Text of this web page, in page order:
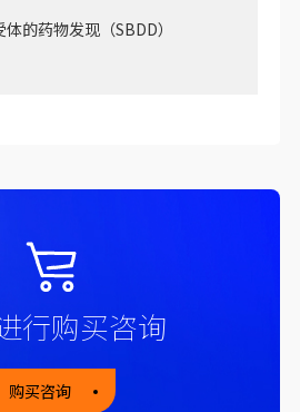
的药物发现（SBDD）
行购买咨询
购买咨询